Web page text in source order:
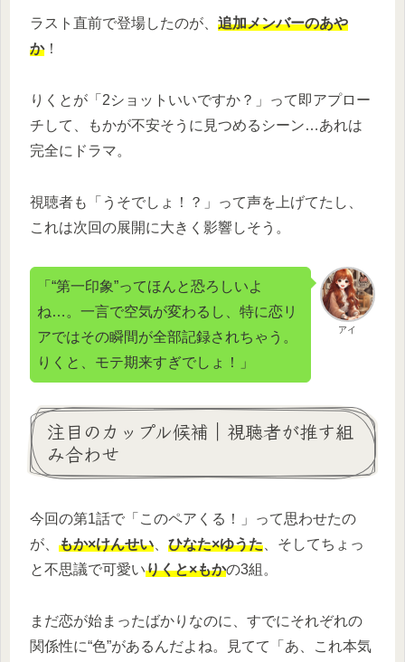
ラスト直前で登場したのが、 追加メンバーのあや
か！
りくとが「2ショットいいですか？」って即アプロー
チして、もかが不安そうに見つめるシーン…あれは
完全にドラマ。
視聴者も「うそでしょ！？」って声を上げてたし、
これは次回の展開に大きく影響しそう。
アイ
「“第一印象”ってほんと恐ろしいよ
ね…。一言で空気が変わるし、特に恋リ
アではその瞬間が全部記録されちゃう。
りくと、モテ期来すぎでしょ！」
注目のカップル候補｜視聴者が推す組
み合わせ
今回の第1話で「このペアくる！」って思わせたの
が、 もか×けんせい ひなた×ゆうた 、そしてちょっ
と不思議で可愛いりくと×もかの3組。
まだ恋が始まったばかりなのに、すでにそれぞれの
関係性に“色”があるんだよね。見てて「あ、これ本気